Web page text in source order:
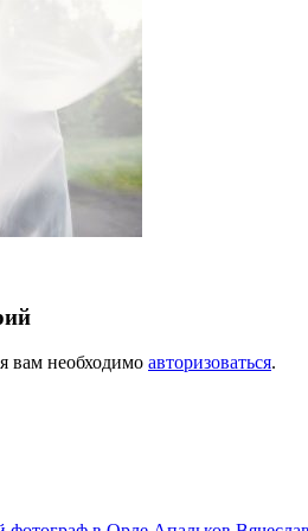
вам необходимо авторизоваться.